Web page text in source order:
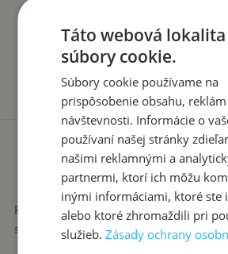
Recepty píše babka Stanka.
slovenskej kuchyne, ktoré sa vždy
Táto webová
súbory cookie.
Súbory cookie používame na
prispôsobenie obsahu,
návštevnosti. Informácie o
používaní našej stránky
našimi reklamnými a
partnermi, ktorí ich môžu
inými informáciami, ktoré ste
alebo ktoré zhromaždili pri
služieb.Zásady ochrany